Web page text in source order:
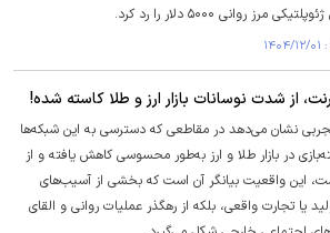
روانی ۵۰۰۰ دلار را رد کرد.
از شدت نوسانات بازار ارز و طلا کاسته شده!
نشان می‌دهد در مقاطعی که دسترسی به این شبکه‌ها
در بازار طلا و ارز به‌طور محسوسی کاهش یافته و از
این واقعیت بیانگر آن است که بخشی از آسیب‌های
یا تجارت واقعی، بلکه از رهگذر عملیات روانی و القای